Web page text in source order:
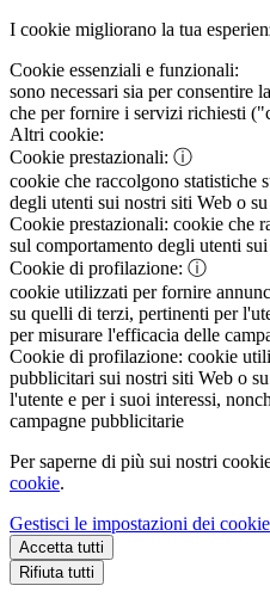
I cookie migliorano la tua
Cookie essenziali e funzionali:
sono necessari sia per consentire
che per fornire i servizi richiesti
Altri cookie:
Cookie prestazionali: ⓘ
cookie che raccolgono statistiche
degli utenti sui nostri siti Web o
Cookie prestazionali: cookie che
sul comportamento degli utenti
Cookie di profilazione: ⓘ
cookie utilizzati per fornire
su quelli di terzi, pertinenti per
per misurare l'efficacia delle
Cookie di profilazione: cookie
pubblicitari sui nostri siti Web o
l'utente e per i suoi interessi,
campagne pubblicitarie
Per saperne di più sui nostri
cookie.
Gestisci le impostazioni dei cookie
Accetta tutti
Rifiuta tutti